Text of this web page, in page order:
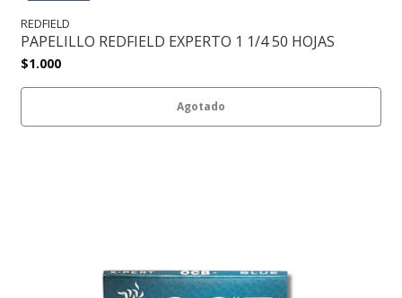
REDFIELD
PAPELILLO REDFIELD EXPERTO 1 1/4 50 HOJAS
$1.000
Agotado